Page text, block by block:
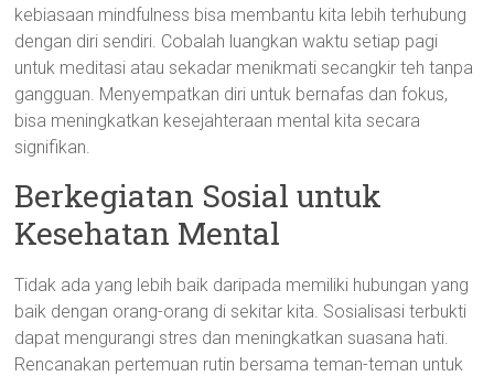
kebiasaan mindfulness bisa membantu kita lebih terhubung
dengan diri sendiri. Cobalah luangkan waktu setiap pagi
untuk meditasi atau sekadar menikmati secangkir teh tanpa
gangguan. Menyempatkan diri untuk bernafas dan fokus,
bisa meningkatkan kesejahteraan mental kita secara
signifikan.
Berkegiatan Sosial untuk
Kesehatan Mental
Tidak ada yang lebih baik daripada memiliki hubungan yang
baik dengan orang-orang di sekitar kita. Sosialisasi terbukti
dapat mengurangi stres dan meningkatkan suasana hati.
Rencanakan pertemuan rutin bersama teman-teman untuk